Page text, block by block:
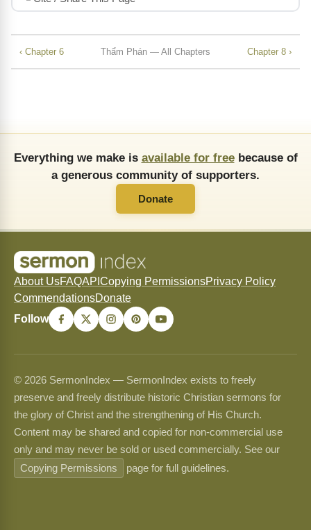
‹ Chapter 6 Thẩm Phán — All Chapters Chapter 8 ›
Everything we make is available for freebecause of
a generous community of supporters.
Donate
About UsFAQAPI Copying PermissionsPrivacy Policy
CommendationsDonate
Follow
© 2026 SermonIndex — SermonIndex exists to freely
preserve and freely distribute historic Christian sermons for
the glory of Christ and the strengthening of His Church.
Content may be shared and copied for non-commercial use
only and may never be sold or used commercially. See our
Copying Permissions
page for full guidelines.